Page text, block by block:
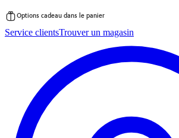
au
Options cadeau dans le panier
Service clientsTrouver un magasin